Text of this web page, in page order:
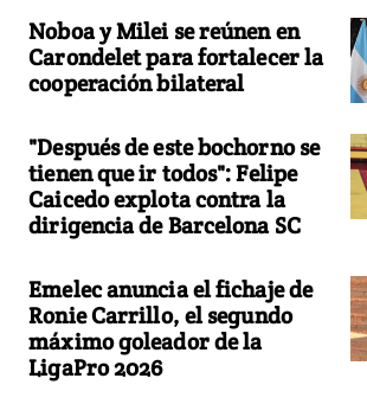
Noboa y Milei se reúnen en
Carondelet para fortalecer la
cooperación bilateral
"Después de este bochorno se
tienen que ir todos": Felipe
Caicedo explota contra la
dirigencia de Barcelona SC
Emelec anuncia el fichaje de
Ronie Carrillo, el segundo
máximo goleador de la
LigaPro 2026